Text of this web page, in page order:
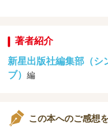
著者紹介
新星出版社編集部（シ
ブ）編
この本へのご感想